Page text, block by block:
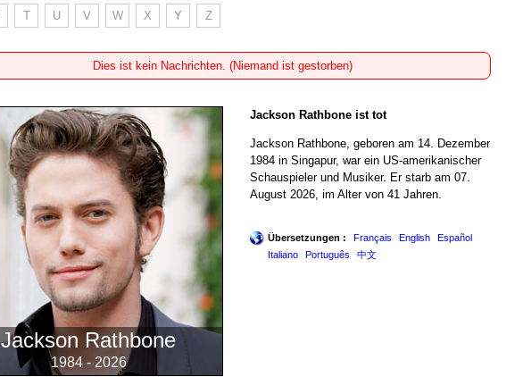
T U V W X Y Z
Dies ist kein Nachrichten. (Niemand ist gestorben)
Jackson Rathbone
1984 - 2026
Jackson Rathbone ist tot
Jackson Rathbone, geboren am 14. Dezember
1984 in Singapur, war ein US-amerikanischer
Schauspieler und Musiker. Er starb am 07.
August 2026, im Alter von 41 Jahren.
Übersetzungen : Français English
Español
Italiano
Português 中文